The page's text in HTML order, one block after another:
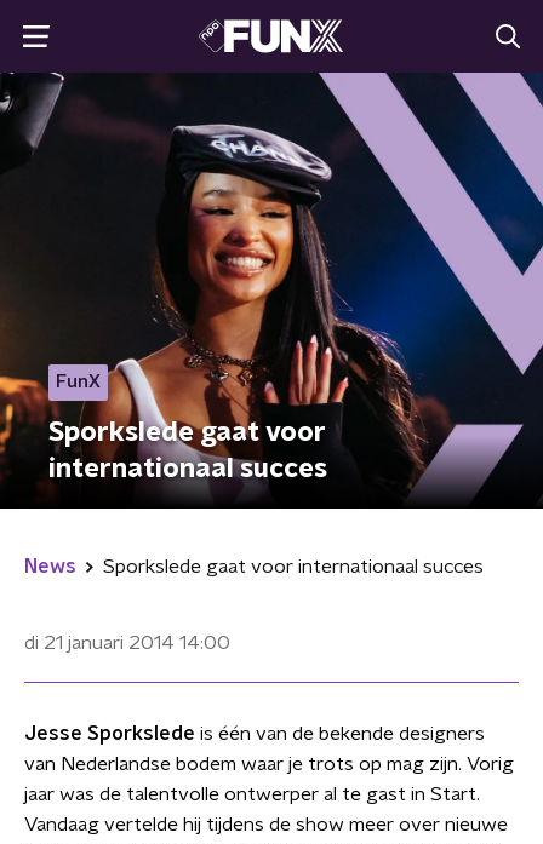
FunX
Sporkslede gaat voor
internationaal succes
News Sporkslede gaat voor internationaal succes
di 21 januari 2014 14:00
Jesse Sporkslede is één van de bekende designers
van Nederlandse bodem waar je trots op mag zijn. Vorig
jaar was de talentvolle ontwerper al te gast in Start.
Vandaag vertelde hij tijdens de show meer over nieuwe